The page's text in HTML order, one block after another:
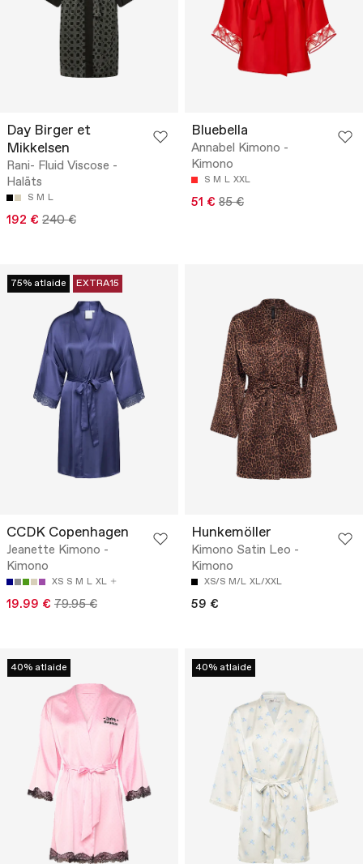
Day Birger et
Mikkelsen
Rani- Fluid Viscose -
Halāts
S M L
192 € 240 €
Bluebella
Annabel Kimono -
Kimono
S M L XXL
51 € 85 €
75% atlaide EXTRA15
CCDK Copenhagen
Jeanette Kimono -
Kimono
XS S M L XL
19.99 € 79.95 €
Hunkemöller
Kimono Satin Leo -
Kimono
XS/S M/L XL/XXL
59 €
40% atlaide 40% atlaide